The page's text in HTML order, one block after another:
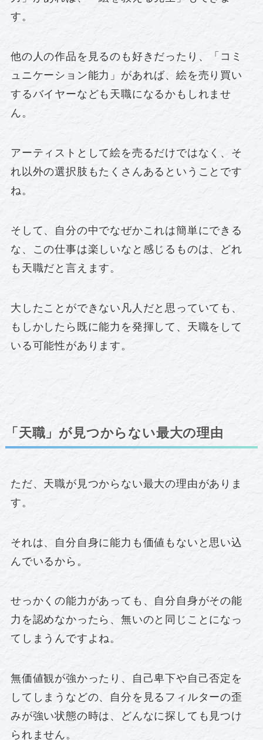
す。
他の人の作品を見るのも好きだったり、「コミ
ュニケーション能力」があれば、絵を売り買い
するバイヤーなども天職になるかもしれませ
ん。
アーティストとして絵を売るだけではなく、そ
れ以外の選択肢もたくさんあるということです
ね。
そして、自分の中でなぜかこれは簡単にできる
な、この仕事は楽しいなと感じるものは、どれ
も天職だと言えます。
大したことができない凡人だと思っていても、
もしかしたら既に能力を発揮して、天職をして
いる可能性があります。
「天職」が見つからない最大の理由
ただ、天職が見つからない最大の理由がありま
す。
それは、自分自身に能力も価値もないと思い込
んでいるから。
せっかくの能力があっても、自分自身がその能
力を認めなかったら、無いのと同じことになっ
てしまうんですよね。
無価値観が強かったり、自己卑下や自己否定を
してしまうなどの、自分を見るフィルターの歪
みが強い状態の時は、どんなに探しても見つけ
られません。